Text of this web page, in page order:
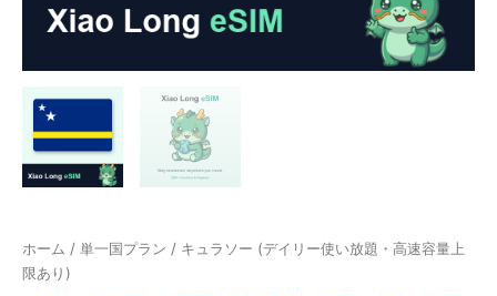
ホーム / 単一国プラン / キュラソー (デイリー使い放題・高速容量上
限あり)